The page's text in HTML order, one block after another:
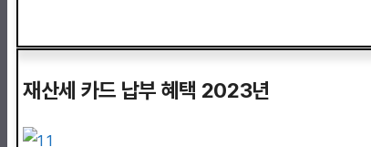
재산세 카드 납부 혜택 2023년